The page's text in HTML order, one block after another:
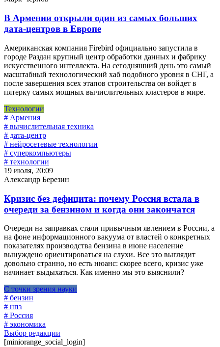
В Армении открыли один из самых больших
дата-центров в Европе
Американская компания Firebird официально запустила в
городе Раздан крупный центр обработки данных и фабрику
искусственного интеллекта. На сегодняшний день это самый
масштабный технологический хаб подобного уровня в СНГ, а
после завершения всех этапов строительства он войдет в
пятерку самых мощных вычислительных кластеров в мире.
Технологии
# Армения
# вычислительная техника
# дата-центр
# нейросетевые технологии
# суперкомпьютеры
# технологии
19 июля, 20:09
Александр Березин
Кризис без дефицита: почему Россия встала в
очереди за бензином и когда они закончатся
Очереди на заправках стали привычным явлением в России, а
на фоне информационного вакуума от властей о конкретных
показателях производства бензина в июне население
вынуждено ориентироваться на слухи. Все это выглядит
довольно странно, но есть нюанс: скорее всего, кризис уже
начинает выдыхаться. Как именно мы это выяснили?
С точки зрения науки
# бензин
# нпз
# Россия
# экономика
Выбор редакции
[miniorange_social_login]